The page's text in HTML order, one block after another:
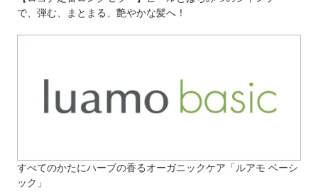
で、弾む、まとまる、艶やかな髪へ！
すべてのかたにハーブの香るオーガニックケア「ルアモ ベーシ
ック」